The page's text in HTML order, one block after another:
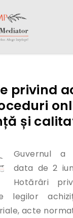
privind
și
Guvernul
data de 2
Hotărâri
legilor
acte